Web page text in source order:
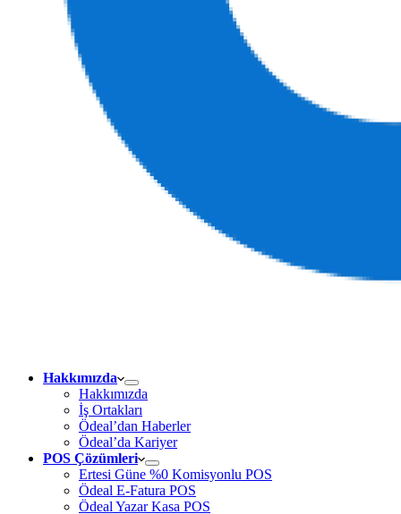
Hakkımızda
Hakkımızda
İş Ortakları
Ödeal’dan Haberler
Ödeal’da Kariyer
POS Çözümleri
Ertesi Güne %0 Komisyonlu POS
Ödeal E-Fatura POS
Ödeal Yazar Kasa POS